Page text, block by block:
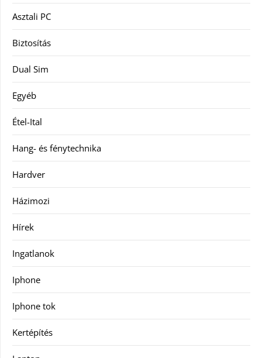
Asztali PC
Biztosítás
Dual Sim
Egyéb
Étel-Ital
Hang- és fénytechnika
Hardver
Házimozi
Hírek
Ingatlanok
Iphone
Iphone tok
Kertépítés